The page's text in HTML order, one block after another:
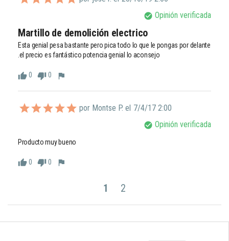
check_circle Opinión verificada
Martillo de demolición electrico
Esta genial pesa bastante pero pica todo lo que le pongas por delante
.el precio es fantástico potencia genial lo aconsejo
thumb_up0 thumb_down0 flag
por Montse P. el 7/4/17 2:00
check_circle Opinión verificada
Producto muy bueno
thumb_up0 thumb_down0 flag
1 2